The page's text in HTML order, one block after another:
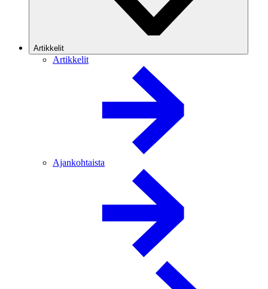
Artikkelit
Artikkelit
Ajankohtaista